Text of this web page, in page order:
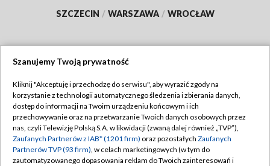
SZCZECIN / WARSZAWA / WROCŁAW
TVP
Abonament TVP
Emisja w TVP
Centrum informacji TVP
Regulamin TVP
Polityka prywatności
Moje zgody
Szanujemy Twoją prywatność
Kliknij "Akceptuję i przechodzę do serwisu", aby wyrazić zgody na
korzystanie z technologii automatycznego śledzenia i zbierania danych,
dostęp do informacji na Twoim urządzeniu końcowym i ich
przechowywanie oraz na przetwarzanie Twoich danych osobowych przez
nas, czyli Telewizję Polską S.A. w likwidacji (zwaną dalej również „TVP”),
Zaufanych Partnerów z IAB* (1201 firm) oraz pozostałych Zaufanych
Partnerów TVP (93 firm), w celach marketingowych (w tym do
zautomatyzowanego dopasowania reklam do Twoich zainteresowań i